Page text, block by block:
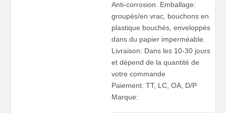
Anti-corrosion. Emballage:
groupés/en vrac, bouchons en
plastique bouchés, enveloppés
dans du papier imperméable.
Livraison: Dans les 10-30 jours
et dépend de la quantité de
votre commande
Paiement: TT, LC, OA, D/P
Marque: